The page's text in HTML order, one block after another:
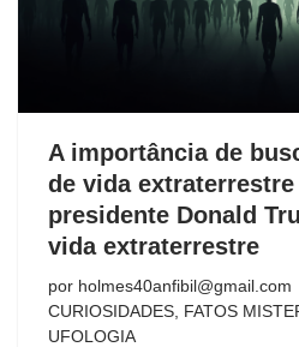
A importância de
de vida extraterrestre
presidente Donald
vida extraterrestre
por holmes40anfibil@gmail.com
CURIOSIDADES FATOS
UFOLOGIA